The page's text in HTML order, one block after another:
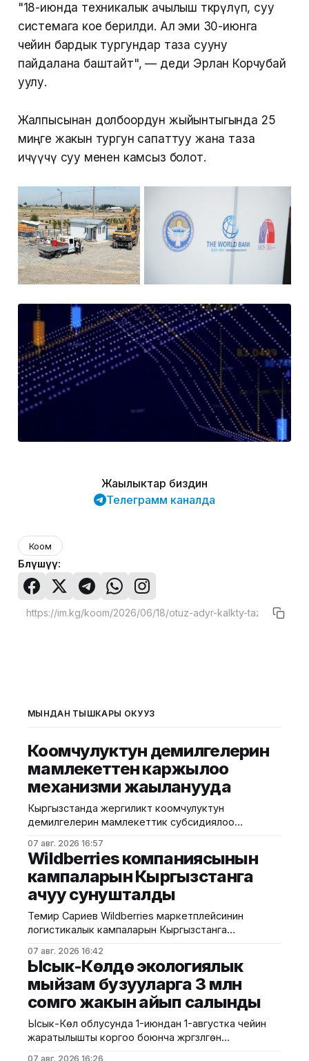
"18-июнда техникалык ачылыш өткөрүлүп, суу
системага кое берилди. Ал эми 30-июнга
чейин бардык тургундар таза сууну
пайдалана баштайт", — деди Эрлан Корчубай
уулу.
Жалпысынан долбоордун жыйынтыгында 25
миңге жакын тургун сапаттуу жана таза
ичүүчү суу менен камсыз болот.
Жаңылыктар биздин
Телеграмм каналда
Коом
Бөлүшүү:
МЫНДАН ТЫШКАРЫ ОКУҢУЗ
Коомчулуктун демилгелерин
мамлекеттен каржылоо
механизми жаңыланууда
Кыргызстанда жергиликтүү коомчулуктун
демилгелерин мамлекеттик субсидиялоо
Экономика министрлигинин басма сөз кызматы
маалымдады. Аталган механизмдин алкагында
шаарлар менен айыл аймактарындагы социалдык
жана инженердик инфраструктураны өнүктүрүүгө,
ошондой эле аймактарды көрктөндүрүүгө
багытталган долбоорлор республикалык
казынадан каржыланат. 2026-жылдын январь–июнь
айларында иш-чаралар планына кирген 13 иш-
чаранын
07 авг. 2026 16:57
Wildberries компаниясынын
кампаларын Кыргызстанга
ачуу сунушталды
Темир Сариев Wildberries маркетплейсинин
логистикалык кампаларын Кыргызстанга
өнөр жай палатасынан билдиришти. Маалыматка
ылайык, Кыргыз-Орус ишкерлер кеңешинин
жыйынында Соода-өнөр жай
палатасынын президенти Темир Сариев эки өлкөнүн
соода жүгүртүүсүн 5 миллиард долларга жеткирүүнүн
негизги шарттарын атап, маркетплейстердин
тобокелдиктерин азайтуу чечимин сунуштады.
Соодадагы 3 негизги тоскоолдук:
07 авг. 2026 16:42
Ысык-Көлдө экологиялык
мыйзам бузууларга 3 млн
сомго жакын айып салынды
Ысык-Көл облусунда 1-июндан 1-августка чейин
жаратылышты коргоо боюнча жүргүзүлгөн
07 авг. 2026 16:26